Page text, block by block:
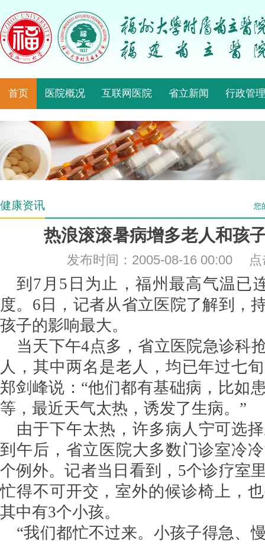
首页 医院概况 互联网医院 省立新闻 行政管理
健康资讯 您
热浪滚滚暑病增多老人和孩
发布时间：2005-08-16 00:00 点
到7月5日为止，福州最高气温已
度。6日，记者从省立医院了解到，
孩子的影响最大。
当天下午4点多，省立医院急诊科
人，其中两名是老人，均已年过七
郑剑峰说：“他们都有基础病，比如
等，最近天气太热，诱发了生病。”
由于下午太热，许多病人宁可选
到午后，省立医院大多数门诊室冷
个例外。记者当日看到，5个诊疗室
忙得不可开交，室外的候诊椅上，
其中有3个小孩。
“我们都忙不过来。小孩子得急、